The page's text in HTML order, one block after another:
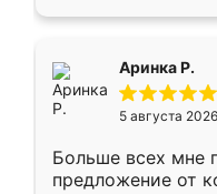
Аринка Р.
5 августа 2026
Больше всех мне
предложение от